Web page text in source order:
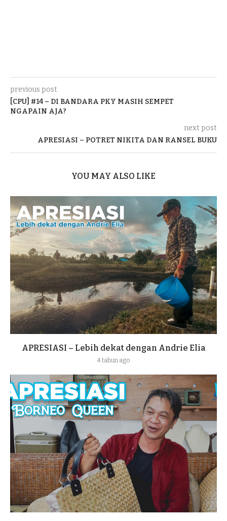
previous post
[CPU] #14 – DI BANDARA PKY MASIH SEMPET
NGAPAIN AJA?
next post
APRESIASI – POTRET NIKITA DAN RANSEL BUKU
YOU MAY ALSO LIKE
APRESIASI – Lebih dekat dengan Andrie Elia
4 tahun ago